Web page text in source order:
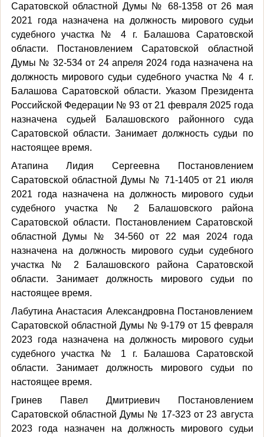
Саратовской областной Думы № 68-1358 от 26 мая
2021 года назначена на должность мирового судьи
судебного участка № 4 г. Балашова Саратовской
области. Постановлением Саратовской областной
Думы № 32-534 от 24 апреля 2024 года назначена на
должность мирового судьи судебного участка № 4 г.
Балашова Саратовской области. Указом Президента
Российской Федерации № 93 от 21 февраля 2025 года
назначена судьей Балашовского районного суда
Саратовской области. Занимает должность судьи по
настоящее время.
Атапина Лидия Сергеевна Постановлением
Саратовской областной Думы № 71-1405 от 21 июля
2021 года назначена на должность мирового судьи
судебного участка № 2 Балашовского района
Саратовской области. Постановлением Саратовской
областной Думы № 34-560 от 22 мая 2024 года
назначена на должность мирового судьи судебного
участка № 2 Балашовского района Саратовской
области. Занимает должность мирового судьи по
настоящее время.
Лабутина Анастасия Александровна Постановлением
Саратовской областной Думы № 9-179 от 15 февраля
2023 года назначена на должность мирового судьи
судебного участка № 1 г. Балашова Саратовской
области. Занимает должность мирового судьи по
настоящее время.
Гринев Павел Дмитриевич Постановлением
Саратовской областной Думы № 17-323 от 23 августа
2023 года назначен на должность мирового судьи